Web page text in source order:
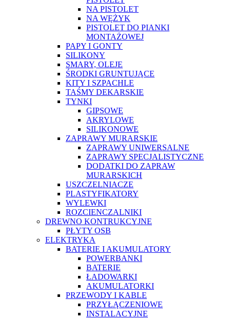
NA PISTOLET
NA WĘŻYK
PISTOLET DO PIANKI
MONTAŻOWEJ
PAPY I GONTY
SILIKONY
SMARY, OLEJE
ŚRODKI GRUNTUJĄCE
KITY I SZPACHLE
TAŚMY DEKARSKIE
TYNKI
GIPSOWE
AKRYLOWE
SILIKONOWE
ZAPRAWY MURARSKIE
ZAPRAWY UNIWERSALNE
ZAPRAWY SPECJALISTYCZNE
DODATKI DO ZAPRAW
MURARSKICH
USZCZELNIACZE
PLASTYFIKATORY
WYLEWKI
ROZCIENCZALNIKI
DREWNO KONTRUKCYJNE
PŁYTY OSB
ELEKTRYKA
BATERIE I AKUMULATORY
POWERBANKI
BATERIE
ŁADOWARKI
AKUMULATORKI
PRZEWODY I KABLE
PRZYŁĄCZENIOWE
INSTALACYJNE